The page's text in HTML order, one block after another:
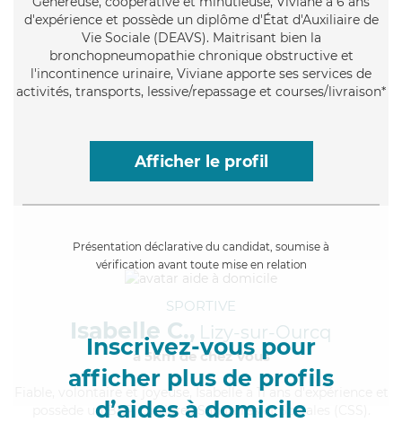
d'expérience et possède un diplôme d'État d'Auxiliaire de
Vie Sociale (DEAVS). Maitrisant bien la
bronchopneumopathie chronique obstructive et
l'incontinence urinaire, Viviane apporte ses services de
activités, transports, lessive/repassage et courses/livraison*
Afficher le profil
Présentation déclarative du candidat, soumise à
vérification avant toute mise en relation
Inscrivez-vous pour
afficher plus de profils
d’aides à domicile
SPORTIVE
Isabelle C., Lizy-sur-Ourcq
à 5km de chez Vous
, volontaire et joyeuse, Isabelle a 11 ans d'expérience et
possède un BEP Carrières Sanitaires et Sociales (CSS).